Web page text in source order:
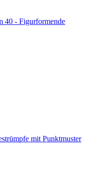
40 - Figurformende
mit Punktmuster